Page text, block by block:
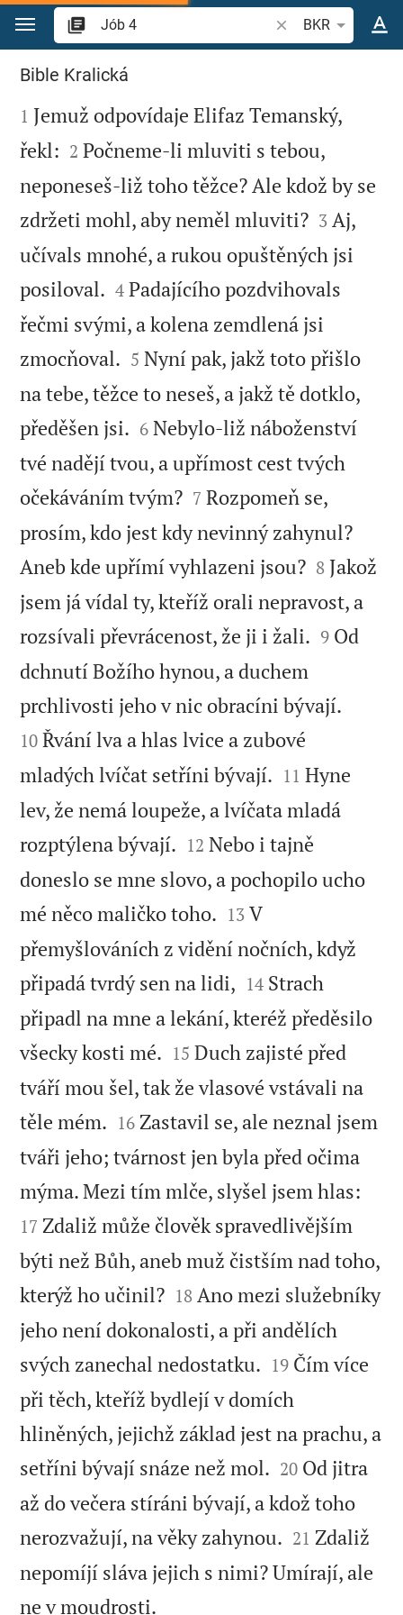
Přejít na obsah
Vyhledat biblický
BKR
Jób 4
Bible Kralická

1 Jemuž odpovídaje Elifaz Temanský,
řekl: 

2 Počneme-li mluviti s tebou,
neponeseš-liž toho těžce? Ale kdož by se
zdržeti mohl, aby neměl mluviti?
3 Aj,
učívals mnohé, a rukou opuštěných jsi
posiloval. 

4 Padajícího pozdvihovals
řečmi svými, a kolena zemdlená jsi
zmocňoval. 

5 Nyní pak, jakž toto přišlo
na tebe, těžce to neseš, a jakž tě dotklo,
předěšen jsi. 

6 Nebylo-liž náboženství
tvé nadějí tvou, a upřímost cest tvých
očekáváním tvým?
7 Rozpomeň se,
prosím, kdo jest kdy nevinný zahynul?
Aneb kde upřímí vyhlazeni jsou?
8 Jakož
jsem já vídal ty, kteříž orali nepravost, a
rozsívali převrácenost, že ji i žali. 

9 Od
dchnutí Božího hynou, a duchem
prchlivosti jeho v nic obracíni bývají.
10 Řvání lva a hlas lvice a zubové
mladých lvíčat setříni bývají. 

11 Hyne
lev, že nemá loupeže, a lvíčata mladá
rozptýlena bývají. 

12 Nebo i tajně
doneslo se mne slovo, a pochopilo ucho
mé něco maličko toho. 

13 V
přemyšlováních z vidění nočních, když
připadá tvrdý sen na lidi, 

14 Strach
připadl na mne a lekání, kteréž předěsilo
všecky kosti mé. 

15 Duch zajisté před
tváří mou šel, tak že vlasové vstávali na
těle mém. 

16 Zastavil se, ale neznal jsem
tváři jeho; tvárnost jen byla před očima
mýma. Mezi tím mlče, slyšel jsem hlas:
17 Zdaliž může člověk spravedlivějším
býti než Bůh, aneb muž čistším nad toho,
kterýž ho učinil?
18 Ano mezi služebníky
jeho není dokonalosti, a při andělích
svých zanechal nedostatku. 

19 Čím více
při těch, kteříž bydlejí v domích
hliněných, jejichž základ jest na prachu, a
setříni bývají snáze než mol. 

20 Od jitra
až do večera stíráni bývají, a kdož toho
nerozvažují, na věky zahynou. 

21 Zdaliž
nepomíjí sláva jejich s nimi? Umírají, ale
ne v moudrosti.